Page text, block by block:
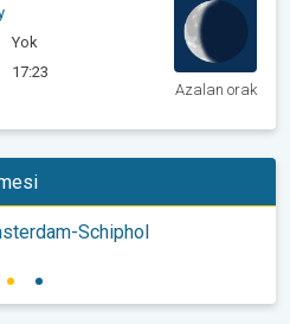
Yok
17:23
Azalan orak
Schiphol